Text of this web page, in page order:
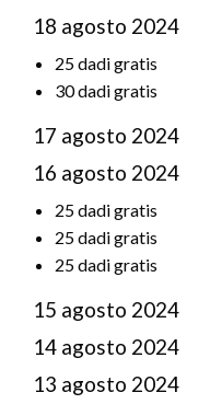
18 agosto 2024
25 dadi gratis
30 dadi gratis
17 agosto 2024
16 agosto 2024
25 dadi gratis
25 dadi gratis
25 dadi gratis
15 agosto 2024
14 agosto 2024
13 agosto 2024